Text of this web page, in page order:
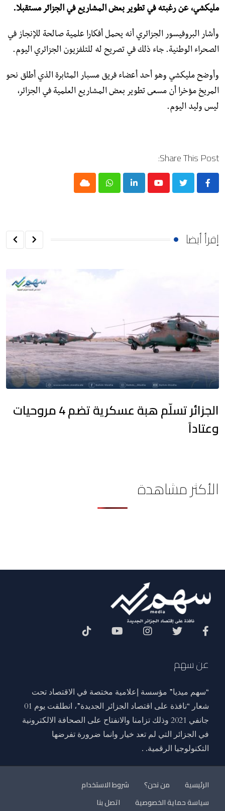
مليكشي، عن رغبته في تطوير بعض المشاريع في الجزائر مستقبلا.
وأشار البروفيسور الجزائري أنه يحمل أفكارا علمية صالحة للإنجاز في
الصحراء الوطنية. جاء ذلك في تصريح له للتلفزيون الجزائري اليوم.
وأوضح مليكشي وهو أحد أعضاء فريق مسبار المثابرة الذي أطلق نحو
المريخ مؤخرا أن مسعى تطوير بعض المشاريع العلمية في الجزائر،
ليس وليد اليوم.
Share This Post:
Youtube
LinkedIn
Whatsapp
Cloud
إقرأ أيضا
الجزائر تسلّم هبة عسكرية تضم 4 مروحيات
وعتاداً
الأكثر مشاهدة
عن سهم
“سهم ميديا” مؤسسة إعلامية مختصة في الاقتصاد تحت
شعار “نافذة على اقتصاد الجزائر الجديدة”، انطلقت يوم 01
جانفي 2021 وذلك تزامنا والانفتاح على الصحافة الالكترونية
في الجزائر التي لم تعد خيار وانما ضرورة تفرضها
التكنولوجيا الرقمية. .
الرئيسية من نحن؟
شروط الاستخدام
سياسة حماية الخصوصية
اتصل بنا